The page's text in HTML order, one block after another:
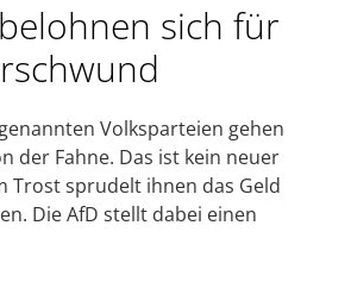
sich für
Volksparteien gehen
der Fahne. Das ist kein neuer
Trost sprudelt ihnen das Geld
Die AfD stellt dabei einen